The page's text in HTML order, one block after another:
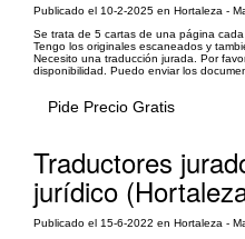
Publicado el 10-2-2025 en Hortaleza -
Se trata de 5 cartas de una página
Tengo los originales escaneados y
Necesito una traducción jurada. Por
disponibilidad. Puedo enviar los
Pide Precio Gratis
Traductores
jurídico
Publicado el 15-6-2022 en Hortaleza -